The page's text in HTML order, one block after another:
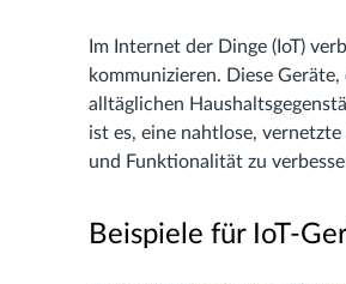
Im Internet der Dinge (IoT)
kommunizieren. Diese
alltäglichen
ist es, eine nahtlose,
und Funktionalität zu
Beispiele für IoT-